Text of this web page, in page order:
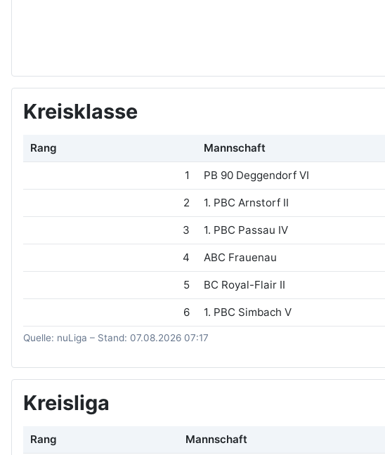
Kreisklasse
Rang Mannschaft
1 PB 90 Deggendorf VI
2 1. PBC Arnstorf II
3 1. PBC Passau IV
4 ABC Frauenau
5 BC Royal-Flair II
6 1. PBC Simbach V
Quelle: nuLiga – Stand: 07.08.2026 07:17
Kreisliga
Rang Mannschaft